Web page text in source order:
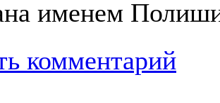
именем
комментарий